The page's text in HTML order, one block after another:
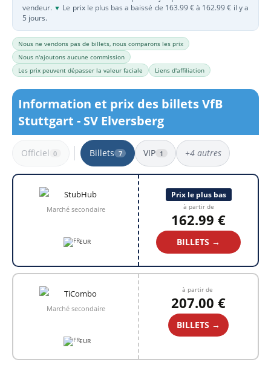
vendeur. ▼ Le prix le plus bas a baissé de 163.99 € à 162.99 € il y a
5 jours.
Nous ne vendons pas de billets, nous comparons les prix
Nous n'ajoutons aucune commission
Les prix peuvent dépasser la valeur faciale
Liens d'affiliation
Information et prix des billets VfB
Stuttgart - SV Elversberg
Officiel 0 Billets 7 VIP 1 +4 autres
7 résultats
Marché secondaire
EUR
Prix le plus bas
à partir de
162.99 €
BILLETS →
Marché secondaire
EUR
à partir de
207.00 €
BILLETS →